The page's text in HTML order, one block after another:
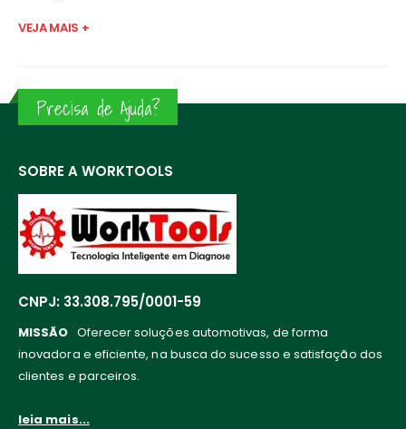
VEJA MAIS +
Precisa de Ajuda?
SOBRE A WORKTOOLS
CNPJ: 33.308.795/0001-59
MISSÃO Oferecer soluções automotivas, de forma
inovadora e eficiente, na busca do sucesso e satisfação dos
clientes e parceiros.
leia mais...